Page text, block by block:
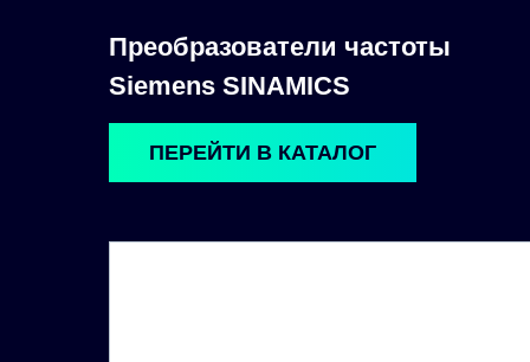
Преобразователи частоты
Siemens SINAMICS
ПЕРЕЙТИ В КАТАЛОГ